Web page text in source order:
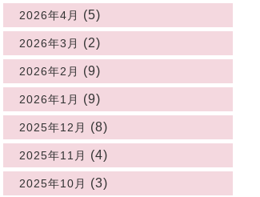
2026年4月 (5)
2026年3月 (2)
2026年2月 (9)
2026年1月 (9)
2025年12月 (8)
2025年11月 (4)
2025年10月 (3)